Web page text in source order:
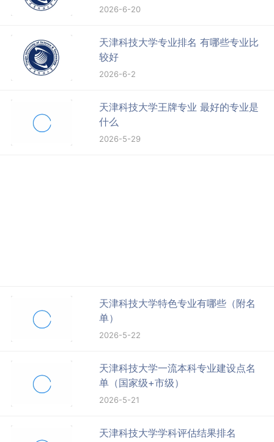
2026-6-20
天津科技大学专业排名 有哪些专业比
较好
2026-6-2
天津科技大学王牌专业 最好的专业是
什么
2026-5-29
天津科技大学特色专业有哪些（附名
单）
2026-5-22
天津科技大学一流本科专业建设点名
单（国家级+市级）
2026-5-21
天津科技大学学科评估结果排名